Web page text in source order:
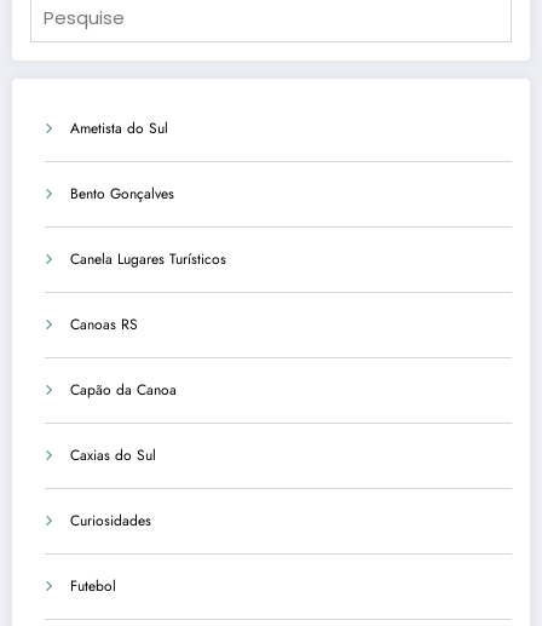
Ametista do Sul
Bento Gonçalves
Canela Lugares Turísticos
Canoas RS
Capão da Canoa
Caxias do Sul
Curiosidades
Futebol